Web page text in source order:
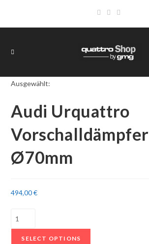
Ausgewählt:
Audi Urquattro
Vorschalldämpfer
Ø70mm
494,00€
SELECT OPTIONS